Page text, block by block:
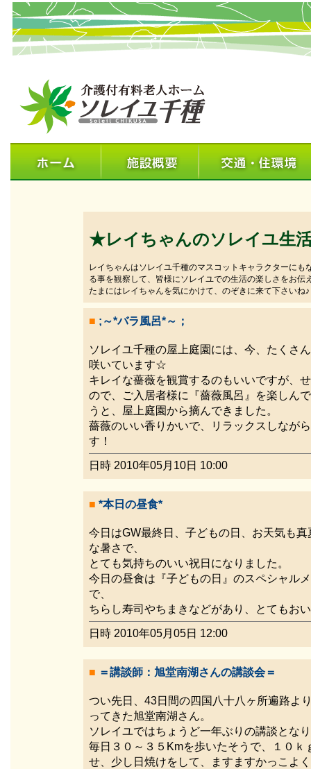
★レイちゃんのソレイユ生
レイちゃんはソレイユ千種のマスコットキャラクターに
る事を観察して、皆様にソレイユでの生活の楽しさをお伝
たまにはレイちゃんを気にかけて、のぞきに来て下さいね♪
■ ;～*バラ風呂*～；
ソレイユ千種の屋上庭園には、今、たくさ
咲いています☆
キレイな薔薇を観賞するのもいいですが、
ので、ご入居者様に『薔薇風呂』を楽しん
うと、屋上庭園から摘んできました。
薔薇のいい香りかいで、リラックスしなが
す！
日時 2010年05月10日 10:00
■ *本日の昼食*
今日はGW最終日、子どもの日、お天気も真
な暑さで、
とても気持ちのいい祝日になりました。
今日の昼食は『子どもの日』のスペシャル
で、
ちらし寿司やちまきなどがあり、とてもお
日時 2010年05月05日 12:00
■ ＝講談師：旭堂南湖さんの講談会＝
つい先日、43日間の四国八十八ヶ所遍路よ
ってきた旭堂南湖さん。
ソレイユではちょうど一年ぶりの講談とな
毎日３０～３５Kmを歩いたそうで、１０ｋ
せ、少し日焼けをして、ますますかっこよ